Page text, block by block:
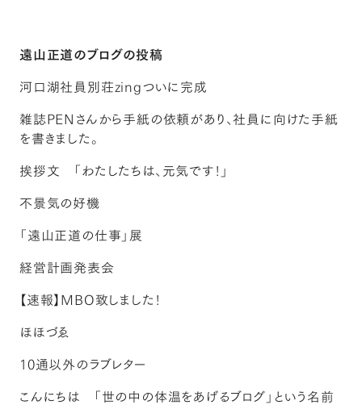
遠山正道のブログの投稿
河口湖社員別荘zingついに完成
雑誌PENさんから手紙の依頼があり、社員に向けた手紙
を書きました。
挨拶文 「わたしたちは、元気です！」
不景気の好機
「遠山正道の仕事」展
経営計画発表会
【速報】MBO致しました！
ほほづゑ
10通以外のラブレター
こんにちは 「世の中の体温をあげるブログ」という名前